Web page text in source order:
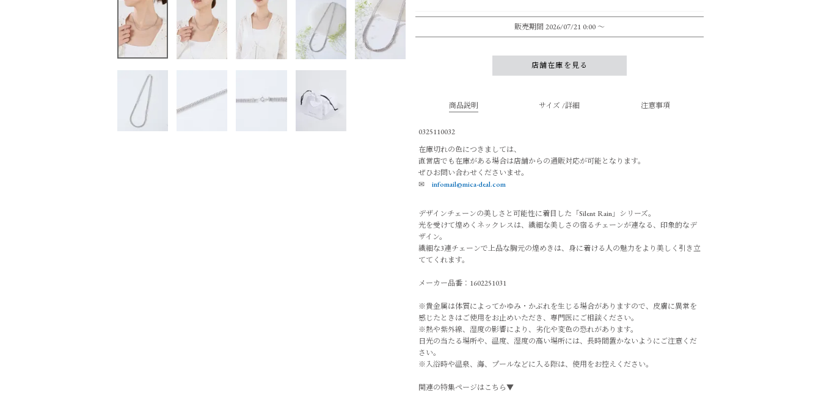
販売期間 2026/07/21 0:00 〜
店舗在庫を見る
商品説明 サイズ /詳細 注意事項
0325110032
在庫切れの色につきましては、
直営店でも在庫がある場合は店舗からの通販対応が可能となります。
ぜひお問い合わせくださいませ。
✉ infomail@mica-deal.com
デザインチェーンの美しさと可能性に着目した「Silent Rain」シリーズ。
光を受けて煌めくネックレスは、繊細な美しさの宿るチェーンが連なる、印象的なデ
ザイン。
繊細な3連チェーンで上品な胸元の煌めきは、身に着ける人の魅力をより美しく引き立
ててくれます。
メーカー品番：1602251031
※貴金属は体質によってかゆみ・かぶれを生じる場合がありますので、皮膚に異常を
感じたときはご使用をお止めいただき、専門医にご相談ください。
※熱や紫外線、湿度の影響により、劣化や変色の恐れがあります。
日光の当たる場所や、温度、湿度の高い場所には、長時間置かないようにご注意くだ
さい。
※入浴時や温泉、海、プールなどに入る際は、使用をお控えください。
関連の特集ページはこちら▼